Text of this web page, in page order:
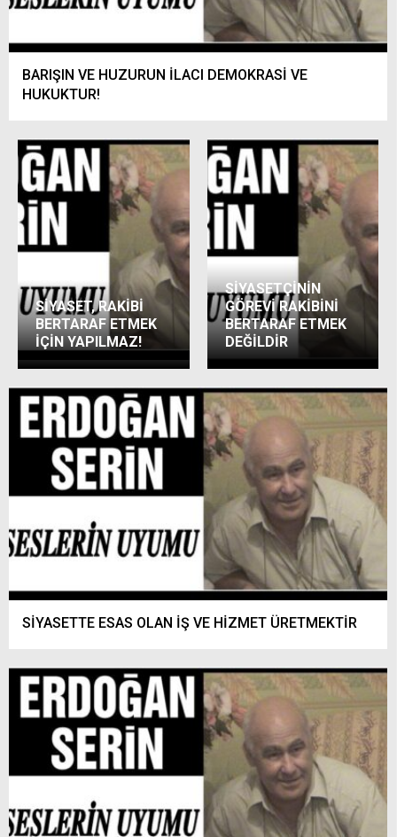
BARIŞIN VE HUZURUN İLACI DEMOKRASİ VE
HUKUKTUR!
SİYASET, RAKİBİ
BERTARAF ETMEK
İÇİN YAPILMAZ!
SİYASETÇİNİN
GÖREVİ RAKİBİNİ
BERTARAF ETMEK
DEĞİLDİR
SİYASETTE ESAS OLAN İŞ VE HİZMET ÜRETMEKTİR